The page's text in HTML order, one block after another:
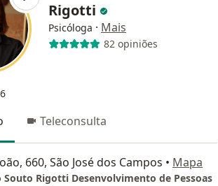
Rigotti
Psicóloga · Mais
82 opiniões
Teleconsulta
660, São José dos Campos • Mapa
Rigotti Desenvolvimento de Pessoas